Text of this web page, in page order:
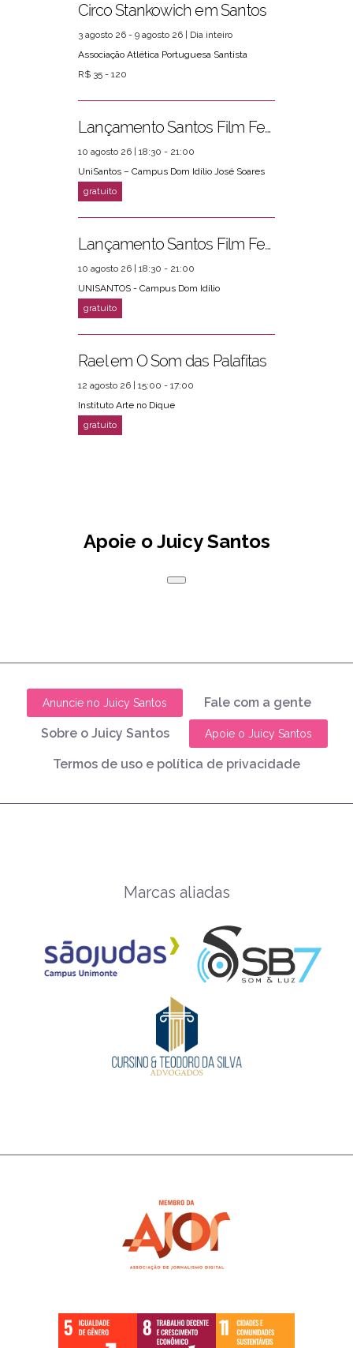
Circo Stankowich em Santos
3 agosto 26 - 9 agosto 26 | Dia inteiro
Associação Atlética Portuguesa Santista
R$ 35 - 120
Lançamento Santos Film Fest
10 agosto 26 | 18:30 - 21:00
UniSantos – Campus Dom Idílio José Soares
Lançamento Santos Film Fest
10 agosto 26 | 18:30 - 21:00
UNISANTOS - Campus Dom Idílio
Rael em O Som das Palafitas
12 agosto 26 | 15:00 - 17:00
Instituto Arte no Dique
Apoie o Juicy Santos
Anuncie no Juicy Santos Fale com a gente
Sobre o Juicy Santos Apoie o Juicy Santos
Termos de uso e política de privacidade
Marcas aliadas